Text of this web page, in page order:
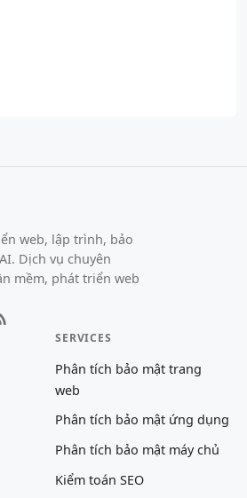
web, lập trình, bảo
Dịch vụ chuyên
mềm, phát triển web
SERVICES
Phân tích bảo mật trang
web
Phân tích bảo mật ứng dụng
Phân tích bảo mật máy chủ
Kiểm toán SEO